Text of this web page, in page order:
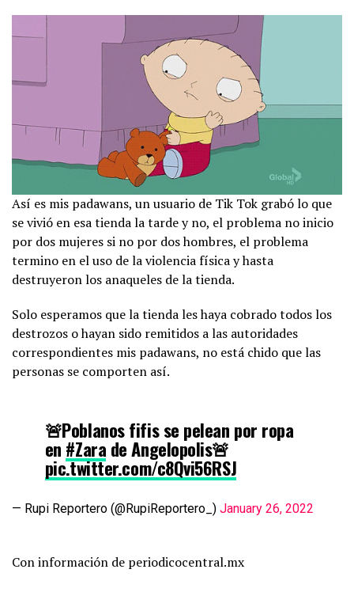
Así es mis padawans, un usuario de Tik Tok grabó lo que
se vivió en esa tienda la tarde y no, el problema no inicio
por dos mujeres si no por dos hombres, el problema
termino en el uso de la violencia física y hasta
destruyeron los anaqueles de la tienda.
Solo esperamos que la tienda les haya cobrado todos los
destrozos o hayan sido remitidos a las autoridades
correspondientes mis padawans, no está chido que las
personas se comporten así.
🚨Poblanos fifis se pelean por ropa
en #Zara de Angelopolis🚨
pic.twitter.com/c8Qvi56RSJ
— Rupi Reportero (@RupiReportero_) January 26, 2022
Con información de periodicocentral.mx